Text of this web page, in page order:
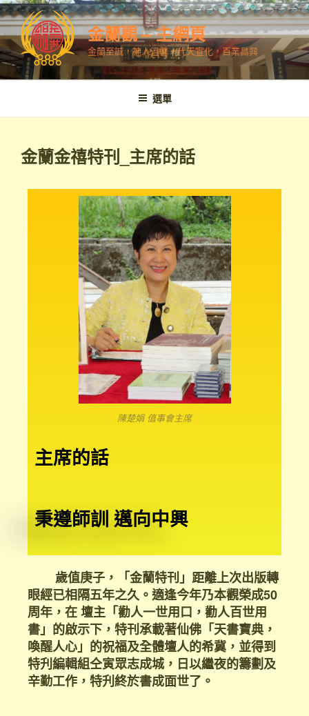
金蘭觀 – 主網頁
金蘭至誠，神人溫馨，代天宣化，百業昌興
選單
金蘭金禧特刊_主席的話
陳楚娟 值事會主席
主席的話
秉遵師訓 邁向中興
歲值庚子，「金蘭特刊」距離上次出版轉
眼經已相隔五年之久。適逢今年乃本觀榮成50
周年，在 壇主「勸人一世用口，勸人百世用
書」的啟示下，特刊承載著仙佛「天書寶典，
喚醒人心」的祝福及全體壇人的希冀，並得到
特刋編輯組仝寅眾志成城，日以繼夜的籌劃及
辛勤工作，特刋終於書成面世了。